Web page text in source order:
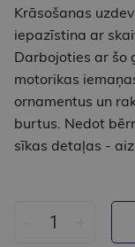
Krāsošanas
iepazīstina ar
Darbojoties ar šo
motorikas
ornamentus un
burtus. Nedot
sīkas detaļas -